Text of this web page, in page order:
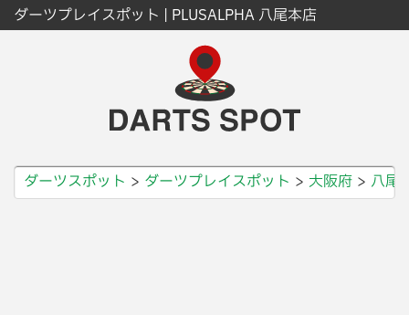
ダーツプレイスポット | PLUSALPHA 八尾本店
ダーツスポット ダーツプレイスポット 大阪府 八尾